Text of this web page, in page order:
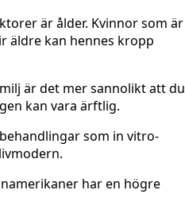
är ålder. Kvinnor som är
äldre kan hennes kropp
är det mer sannolikt att du
kan vara ärftlig.
som in vitro-
har en högre